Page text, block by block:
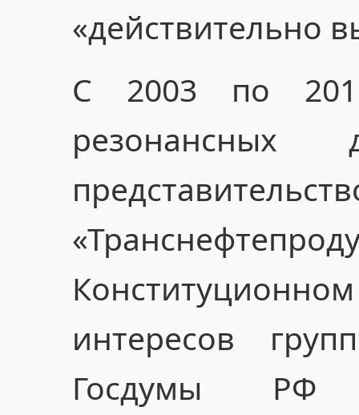
«действительно
С 2003 по
интересов
Госдумы